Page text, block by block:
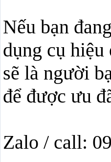
Nếu bạn
dụng cụ hiệu
sẽ là người
để được ưu
Zalo / call: